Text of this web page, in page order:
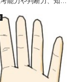
形状や位置は、個人
を反映します。本稿
についての詳細な解
さまざまなタイプの知